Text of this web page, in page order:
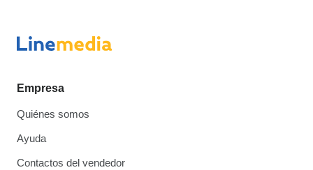
Empresa
Quiénes somos
Ayuda
Contactos del vendedor